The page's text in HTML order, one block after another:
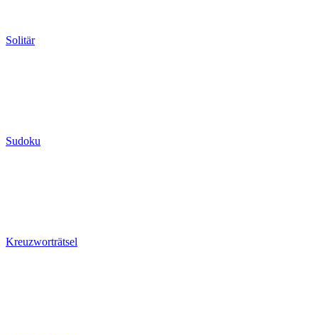
Solitär
Sudoku
Kreuzworträtsel